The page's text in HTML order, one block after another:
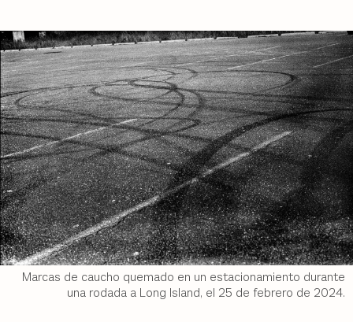
Marcas de caucho quemado en un estacionamiento durante
una rodada a Long Island, el 25 de febrero de 2024.